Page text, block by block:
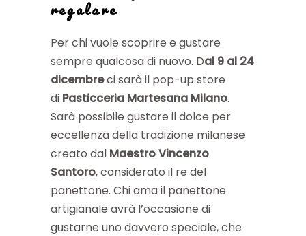
regalare
Per chi vuole scoprire e gustare
sempre qualcosa di nuovo. Dal 9 al 24
dicembreci sarà il pop-up store
di Pasticceria Martesana Milano.
Sarà possibile gustare il dolce per
eccellenza della tradizione milanese
creato dal Maestro Vincenzo
Santoro, considerato il re del
panettone. Chi ama il panettone
artigianale avrà l’occasione di
gustarne uno davvero speciale, che